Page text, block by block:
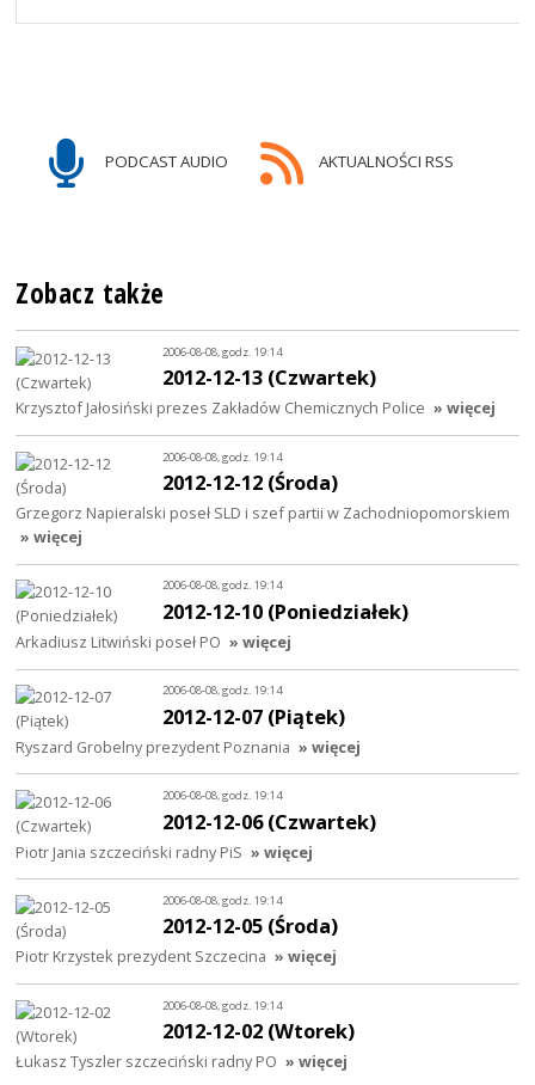
PODCAST AUDIO AKTUALNOŚCI RSS
Zobacz także
2006-08-08, godz. 19:14
2012-12-13 (Czwartek)
Krzysztof Jałosiński prezes Zakładów Chemicznych Police » więcej
2006-08-08, godz. 19:14
2012-12-12 (Środa)
Grzegorz Napieralski poseł SLD i szef partii w Zachodniopomorskiem
» więcej
2006-08-08, godz. 19:14
2012-12-10 (Poniedziałek)
Arkadiusz Litwiński poseł PO » więcej
2006-08-08, godz. 19:14
2012-12-07 (Piątek)
Ryszard Grobelny prezydent Poznania » więcej
2006-08-08, godz. 19:14
2012-12-06 (Czwartek)
Piotr Jania szczeciński radny PiS » więcej
2006-08-08, godz. 19:14
2012-12-05 (Środa)
Piotr Krzystek prezydent Szczecina » więcej
2006-08-08, godz. 19:14
2012-12-02 (Wtorek)
Łukasz Tyszler szczeciński radny PO » więcej